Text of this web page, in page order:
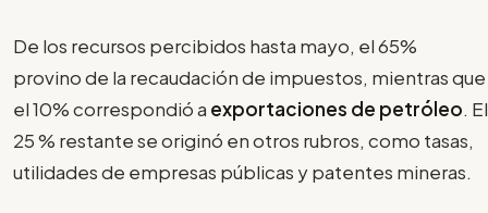
De los recursos percibidos hasta mayo, el 65%
provino de la recaudación de impuestos, mientras que
el 10% correspondió a exportaciones de petróleo. El
25 % restante se originó en otros rubros, como tasas,
utilidades de empresas públicas y patentes mineras.